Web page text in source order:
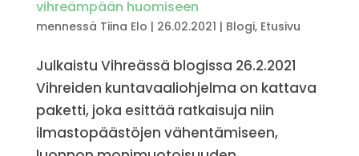
vihreäm­pään huomiseen
mennessä Tiina Elo | 26.02.2021 | Blogi, Etusivu
Julkaistu Vihreässä blogissa 26.2.2021
Vihreiden kuntavaaliohjelma on kattava
paketti, joka esittää ratkaisuja niin
ilmastopäästöjen vähentämiseen,